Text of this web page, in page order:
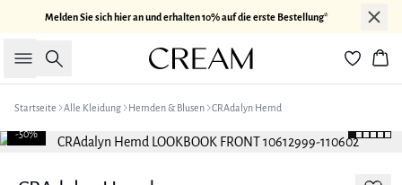
Melden Sie sich hier an und erhalten 10% auf die erste Bestellung*
Suche
Startseite Alle Kleidung Hemden & Blusen CRAdalyn Hemd
-50%